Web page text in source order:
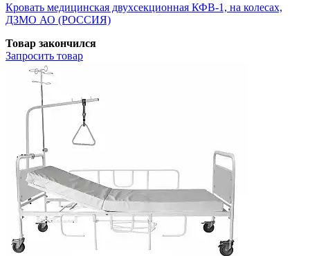
Кровать медицинская двухсекционная КФВ-1, на колесах,
ДЗМО АО (РОССИЯ)
Товар закончился
Запросить товар